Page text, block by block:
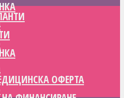
ОФЕРТА